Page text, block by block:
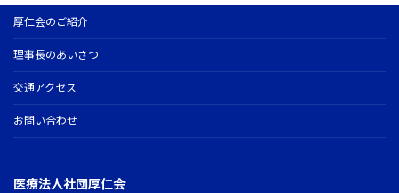
厚仁会のご紹介
理事長のあいさつ
交通アクセス
お問い合わせ
医療法人社団厚仁会